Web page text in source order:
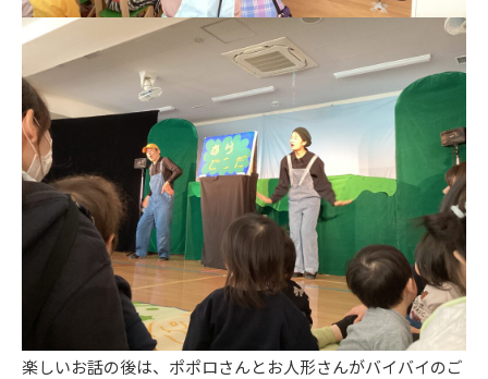
楽しいお話の後は、ポポロさんとお人形さんがバイバイのご